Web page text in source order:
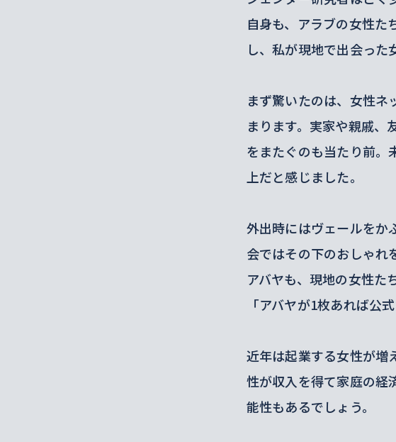
自身も、アラブの女性た
し、私が現地で出会った
まず驚いたのは、女性
まります。実家や親戚、
をまたぐのも当たり前。
上だと感じました。
外出時にはヴェールをか
会ではその下のおしゃれ
アバヤも、現地の女性た
「アバヤが1枚あれば公
近年は起業する女性が増
性が収入を得て家庭の経
能性もあるでしょう。